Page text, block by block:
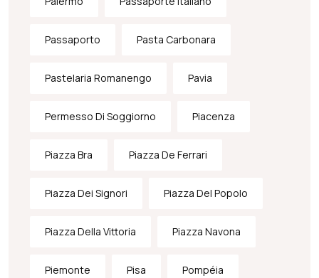
Passaporto Pasta Carbonara
Pastelaria Romanengo Pavia
Permesso Di Soggiorno Piacenza
Piazza Bra Piazza De Ferrari
Piazza Dei Signori Piazza Del Popolo
Piazza Della Vittoria Piazza Navona
Piemonte Pisa Pompéia